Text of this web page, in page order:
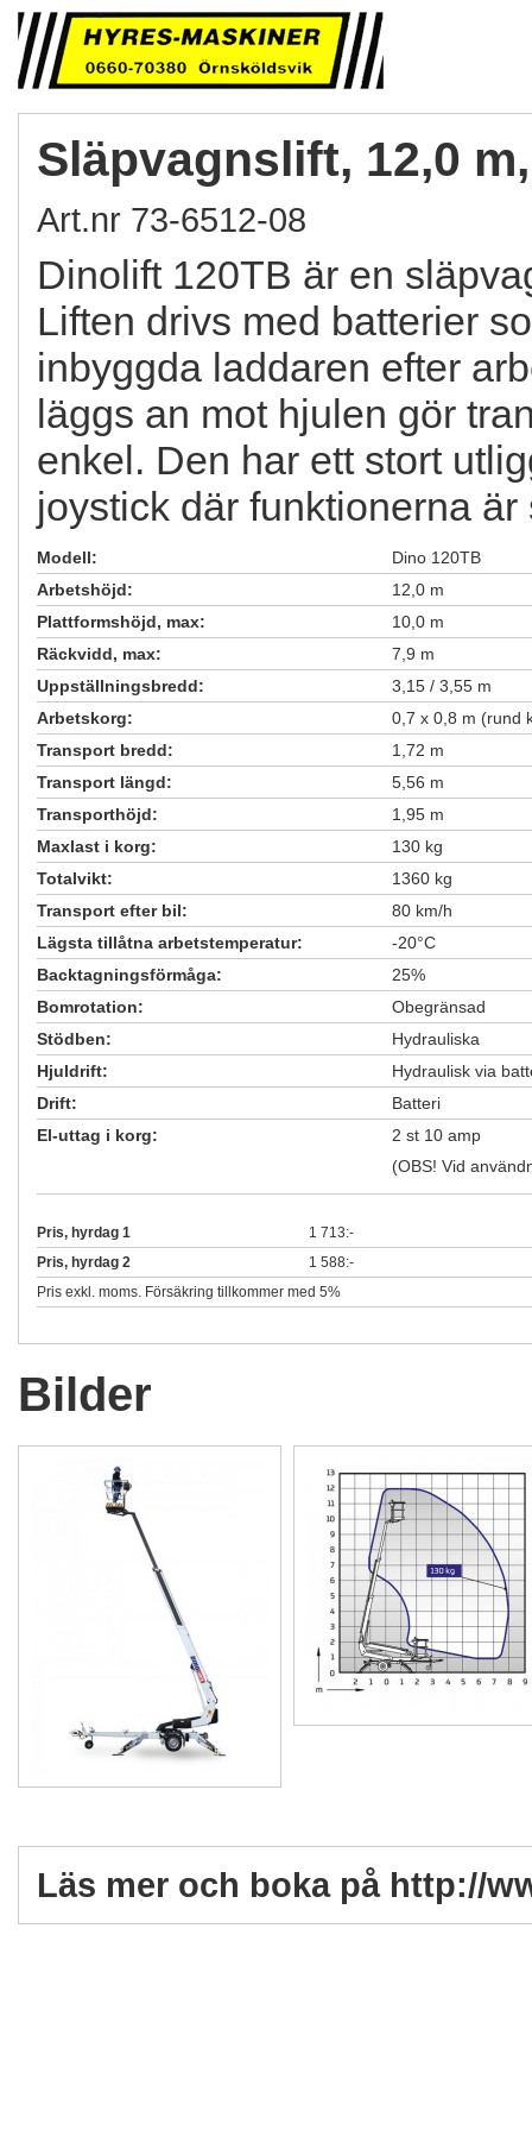
Släpvagnslift, 12,0
Art.nr 73-6512-08
Dinolift 120TB är en
Liften drivs med batterier
inbyggda laddaren efter
läggs an mot hjulen gör
enkel. Den har ett stort
joystick där funktionerna är
Modell:
Dino 120TB
Arbetshöjd:
12,0 m
Plattformshöjd, max:
10,0 m
Räckvidd, max:
7,9 m
Uppställningsbredd:
3,15 / 3,55 m
Arbetskorg:
0,7 x 0,8 m (rund
Transport bredd:
1,72 m
Transport längd:
5,56 m
Transporthöjd:
1,95 m
Maxlast i korg:
130 kg
Totalvikt:
1360 kg
Transport efter bil:
80 km/h
Lägsta tillåtna arbetstemperatur:
-20°C
Backtagningsförmåga:
25%
Bomrotation:
Obegränsad
Stödben:
Hydrauliska
Hjuldrift:
Hydraulisk via
Drift:
Batteri
El-uttag i korg:
2 st 10 amp
(OBS! Vid
Pris, hyrdag 1
1 713:-
Pris, hyrdag 2
1 588:-
Pris exkl. moms. Försäkring tillkommer med 5%
Bilder
Läs mer och boka på http://